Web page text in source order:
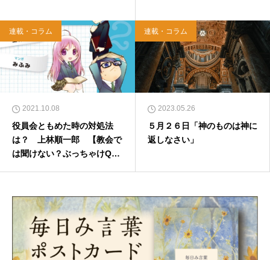
連載・コラム
2021.10.08
役員会ともめた時の対処法
は？ 上林順一郎 【教会で
は聞けない？ぶっちゃけQ&
連載・コラム
2023.05.26
５月２６日「神のものは神に
返しなさい」